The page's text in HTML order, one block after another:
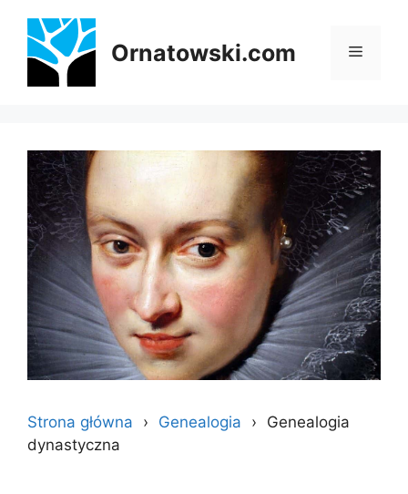
treści
Ornatowski.com Menu
Strona główna Genealogia
Genealogia
dynastyczna